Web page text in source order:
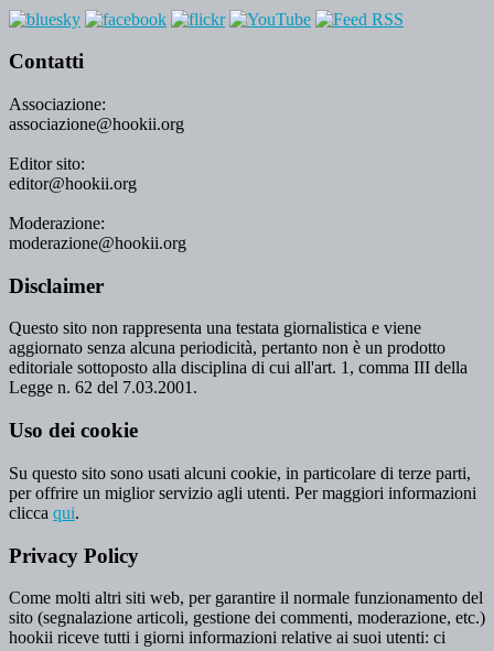
Contatti
Associazione:
associazione@hookii.org
Editor sito:
editor@hookii.org
Moderazione:
moderazione@hookii.org
Disclaimer
Questo sito non rappresenta una testata giornalistica e viene
aggiornato senza alcuna periodicità, pertanto non è un prodotto
editoriale sottoposto alla disciplina di cui all'art. 1, comma III della
Legge n. 62 del 7.03.2001.
Uso dei cookie
Su questo sito sono usati alcuni cookie, in particolare di terze parti,
per offrire un miglior servizio agli utenti. Per maggiori informazioni
clicca qui.
Privacy Policy
Come molti altri siti web, per garantire il normale funzionamento del
sito (segnalazione articoli, gestione dei commenti, moderazione, etc.)
hookii riceve tutti i giorni informazioni relative ai suoi utenti: ci